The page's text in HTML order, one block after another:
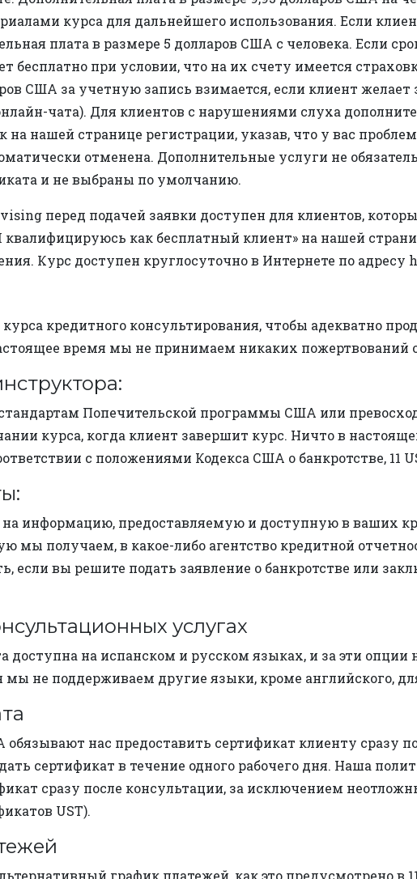
курса для дальнейшего использования. Если
плата в размере 5 долларов США с человека. Если
бесплатно при условии, что на их счету имеется
США за учетную запись взимается, если клиент
чата). Для клиентов с нарушениями слуха
на нашей странице регистрации, указав, что у вас
отменена. Дополнительные услуги не
и не выбраны по умолчанию.
перед подачей заявки доступен для клиентов,
как бесплатный клиент» на нашей
Курс доступен круглосуточно в Интернете по адресу
кредитного консультирования, чтобы адекватно
время мы не принимаем никаких пожертвований
Попечительской программы США или
курса, когда клиент завершит курс. Ничто в
с положениями Кодекса США о банкротстве, 11
на информацию, предоставляемую и доступную в ваших
мы получаем, в какое-либо агентство кредитной
если вы решите подать заявление о банкротстве или
услугах
доступна на испанском и русском языках, и за эти опции
мы не поддерживаем другие языки, кроме английского,
нас предоставить сертификат клиенту сразу
сертификат в течение одного рабочего дня. Наша
сразу после консультации, за исключением
UST).
график платежей, как это предусмотрено в